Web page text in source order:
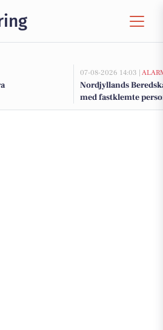
07-08-2026 14:03 |
Nordjyllands
med fastklemte
børnefamilier i Øster Hornum Kirke